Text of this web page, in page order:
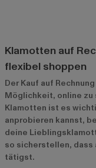
Klamotten auf
flexibel shoppen
Der Kauf auf
Möglichkeit, online zu
Klamotten ist es
anprobieren kannst,
deine
so sicherstellen,
tätigst.